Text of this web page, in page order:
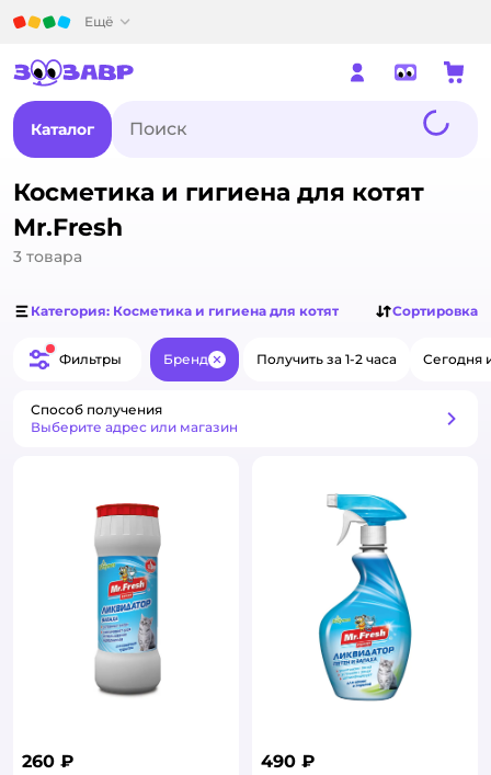
Ещё
Каталог
Косметика и гигиена для котят
Mr.Fresh
3 товара
Категория: Косметика и гигиена для котят Сортировка
Фильтры Бренд ЗакрытьПолучить за 1-2 часа Сегодня
Способ получения
Выберите адрес или магазин
260 ₽ 490 ₽